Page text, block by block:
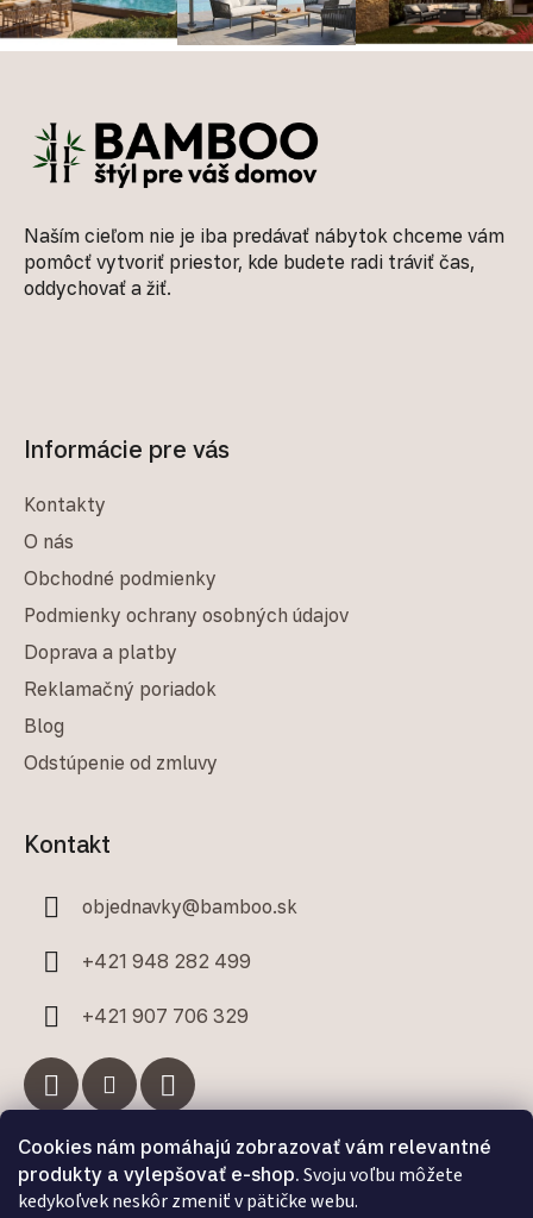
Cookies nám pomáhajú zobrazovať vám relevantné
produkty a vylepšovať e-shop. Svoju voľbu môžete
kedykoľvek neskôr zmeniť v pätičke webu.
Naším cieľom nie je iba predávať nábytok chceme vám
pomôcť vytvoriť priestor, kde budete radi tráviť čas,
oddychovať a žiť.
Informácie pre vás
Kontakty
O nás
Obchodné podmienky
Podmienky ochrany osobných údajov
Doprava a platby
Reklamačný poriadok
Blog
Odstúpenie od zmluvy
Kontakt
objednavky@bamboo.sk
+421 948 282 499
+421 907 706 329
Facebook